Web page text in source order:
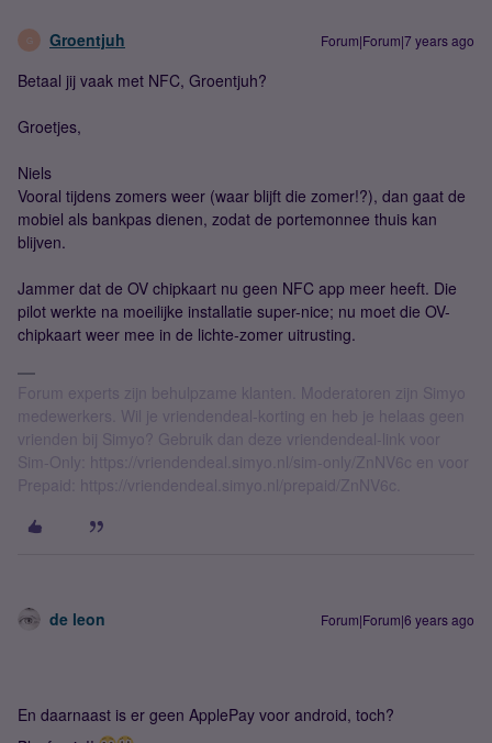
G Groentjuh Forum|Forum|7 years ago
Betaal jij vaak met NFC, Groentjuh?
Groetjes,
Niels
Vooral tijdens zomers weer (waar blijft die zomer!?), dan gaat de
mobiel als bankpas dienen, zodat de portemonnee thuis kan
blijven.
Jammer dat de OV chipkaart nu geen NFC app meer heeft. Die
pilot werkte na moeilijke installatie super-nice; nu moet die OV-
chipkaart weer mee in de lichte-zomer uitrusting.
Forum experts zijn behulpzame klanten. Moderatoren zijn Simyo
medewerkers. Wil je vriendendeal-korting en heb je helaas geen
vrienden bij Simyo? Gebruik dan deze vriendendeal-link voor
Sim-Only: https://vriendendeal.simyo.nl/sim-only/ZnNV6c en voor
Prepaid: https://vriendendeal.simyo.nl/prepaid/ZnNV6c.
de leon Forum|Forum|6 years ago
En daarnaast is er geen ApplePay voor android, toch?